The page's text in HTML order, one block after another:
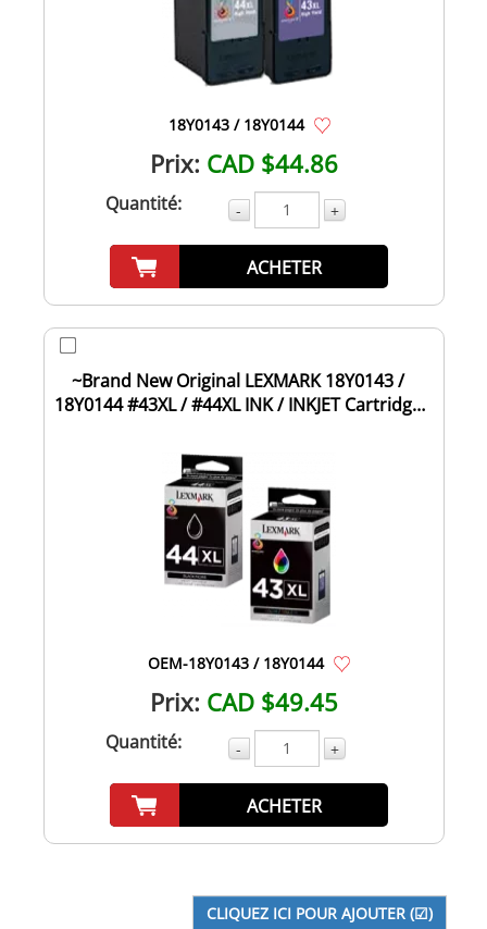
18Y0143 / 18Y0144
Prix: CAD $44.86
Quantité: - +
ACHETER
~Brand New Original LEXMARK 18Y0143 /
18Y0144 #43XL / #44XL INK / INKJET Cartridge
OEM-18Y0143 / 18Y0144
Prix: CAD $49.45
Quantité: - +
ACHETER